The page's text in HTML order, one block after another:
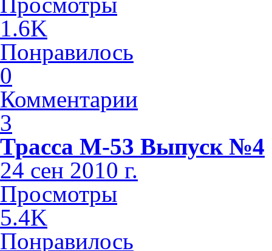
1.6K
Понравилось
0
Комментарии
3
Трасса М-53 Выпуск №4
24 сен 2010 г.
Просмотры
5.4K
Понравилось